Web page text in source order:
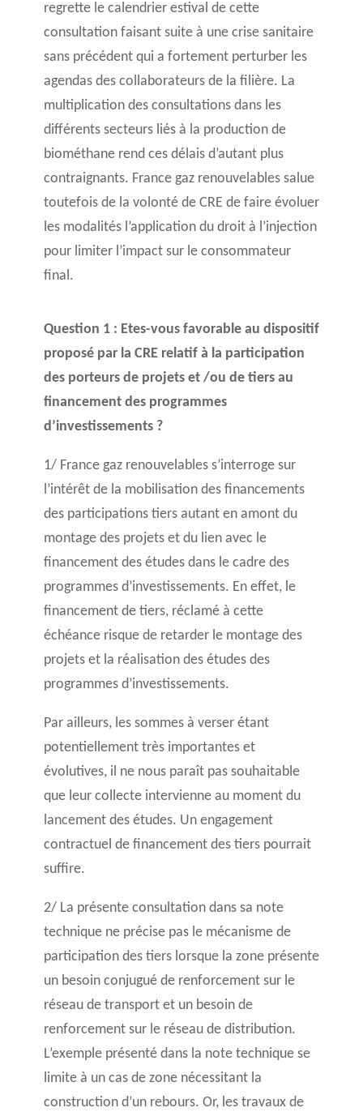
regrette le calendrier estival de cette
consultation faisant suite à une crise sanitaire
sans précédent qui a fortement perturber les
agendas des collaborateurs de la filière. La
multiplication des consultations dans les
différents secteurs liés à la production de
biométhane rend ces délais d’autant plus
contraignants. France gaz renouvelables salue
toutefois de la volonté de CRE de faire évoluer
les modalités l’application du droit à l’injection
pour limiter l’impact sur le consommateur
final.
Question 1 : Etes-vous favorable au dispositif
proposé par la CRE relatif à la participation
des porteurs de projets et /ou de tiers au
financement des programmes
d’investissements ?
1/ France gaz renouvelables s’interroge sur
l’intérêt de la mobilisation des financements
des participations tiers autant en amont du
montage des projets et du lien avec le
financement des études dans le cadre des
programmes d’investissements. En effet, le
financement de tiers, réclamé à cette
échéance risque de retarder le montage des
projets et la réalisation des études des
programmes d’investissements.
Par ailleurs, les sommes à verser étant
potentiellement très importantes et
évolutives, il ne nous paraît pas souhaitable
que leur collecte intervienne au moment du
lancement des études. Un engagement
contractuel de financement des tiers pourrait
suffire.
2/ La présente consultation dans sa note
technique ne précise pas le mécanisme de
participation des tiers lorsque la zone présente
un besoin conjugué de renforcement sur le
réseau de transport et un besoin de
renforcement sur le réseau de distribution.
L’exemple présenté dans la note technique se
limite à un cas de zone nécessitant la
construction d’un rebours. Or, les travaux de